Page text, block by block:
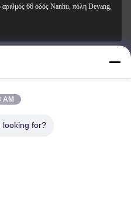
66 οδός Nanhu, πόλη Deyang,
AM
looking for?